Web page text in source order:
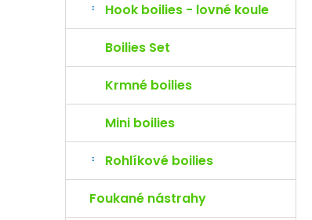
Hook boilies - lovné koule
Boilies Set
Krmné boilies
Mini boilies
Rohlíkové boilies
Foukané nástrahy